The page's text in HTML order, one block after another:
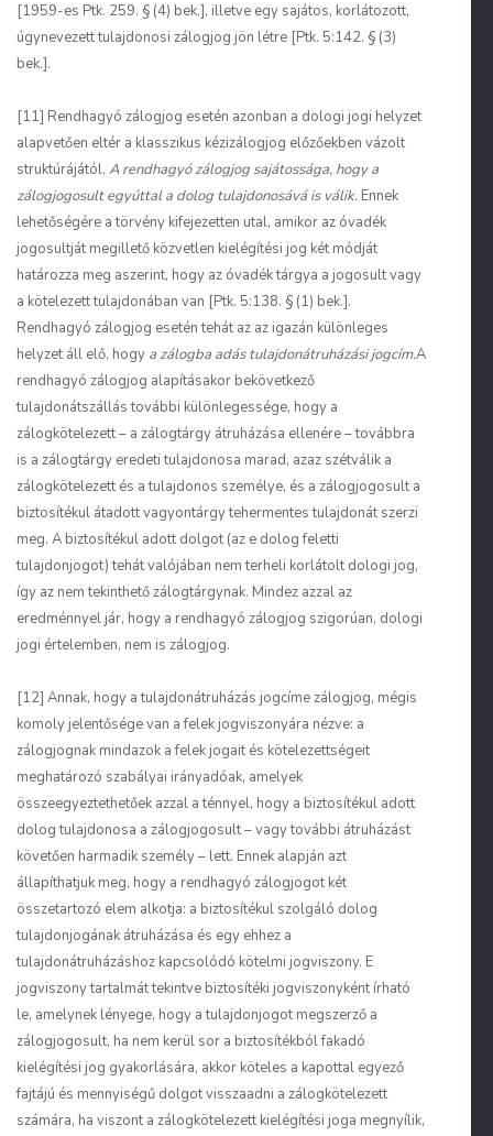
[1959-es Ptk. 259. § (4) bek.], illetve egy sajátos, korlátozott,
úgynevezett tulajdonosi zálogjog jön létre [Ptk. 5:142. § (3)
bek.].
[11] Rendhagyó zálogjog esetén azonban a dologi jogi helyzet
alapvetően eltér a klasszikus kézizálogjog előzőekben vázolt
struktúrájától. A rendhagyó zálogjog sajátossága, hogy a
zálogjogosult egyúttal a dolog tulajdonosává is válik. Ennek
lehetőségére a törvény kifejezetten utal, amikor az óvadék
jogosultját megillető közvetlen kielégítési jog két módját
határozza meg aszerint, hogy az óvadék tárgya a jogosult vagy
a kötelezett tulajdonában van [Ptk. 5:138. § (1) bek.].
Rendhagyó zálogjog esetén tehát az az igazán különleges
helyzet áll elő, hogy a zálogba adás tulajdonátruházási jogcím.A
rendhagyó zálogjog alapításakor bekövetkező
tulajdonátszállás további különlegessége, hogy a
zálogkötelezett – a zálogtárgy átruházása ellenére – továbbra
is a zálogtárgy eredeti tulajdonosa marad, azaz szétválik a
zálogkötelezett és a tulajdonos személye, és a zálogjogosult a
biztosítékul átadott vagyontárgy tehermentes tulajdonát szerzi
meg. A biztosítékul adott dolgot (az e dolog feletti
tulajdonjogot) tehát valójában nem terheli korlátolt dologi jog,
így az nem tekinthető zálogtárgynak. Mindez azzal az
eredménnyel jár, hogy a rendhagyó zálogjog szigorúan, dologi
jogi értelemben, nem is zálogjog.
[12] Annak, hogy a tulajdonátruházás jogcíme zálogjog, mégis
komoly jelentősége van a felek jogviszonyára nézve: a
zálogjognak mindazok a felek jogait és kötelezettségeit
meghatározó szabályai irányadóak, amelyek
összeegyeztethetőek azzal a ténnyel, hogy a biztosítékul adott
dolog tulajdonosa a zálogjogosult – vagy további átruházást
követően harmadik személy – lett. Ennek alapján azt
állapíthatjuk meg, hogy a rendhagyó zálogjogot két
összetartozó elem alkotja: a biztosítékul szolgáló dolog
tulajdonjogának átruházása és egy ehhez a
tulajdonátruházáshoz kapcsolódó kötelmi jogviszony. E
jogviszony tartalmát tekintve biztosítéki jogviszonyként írható
le, amelynek lényege, hogy a tulajdonjogot megszerző a
zálogjogosult, ha nem kerül sor a biztosítékból fakadó
kielégítési jog gyakorlására, akkor köteles a kapottal egyező
fajtájú és mennyiségű dolgot visszaadni a zálogkötelezett
számára, ha viszont a zálogkötelezett kielégítési joga megnyílik,